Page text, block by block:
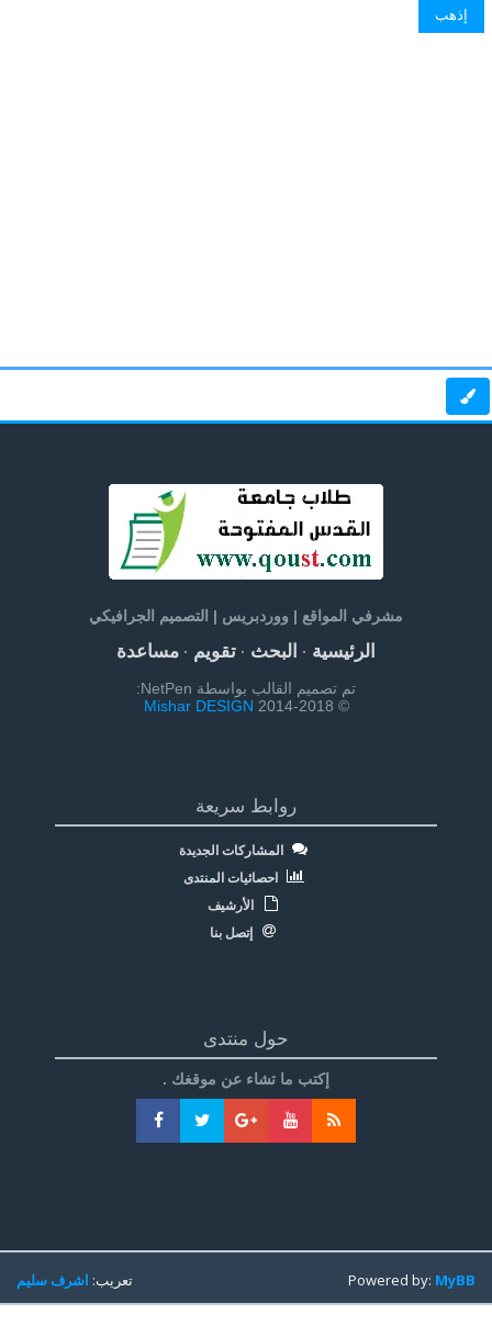
مشرفي المواقع | ووردبريس | التصميم الجرافيكي
الرئيسية· البحث· تقويم· مساعدة
تم تصميم القالب بواسطة NetPen:
© 2014-2018
Mishar DESIGN
روابط سريعة
المشاركات الجديدة
احصائيات المنتدى
الأرشيف
إتصل بنا
حول منتدى
إكتب ما تشاء عن موقغك .
تعريب:اشرف سليم Powered by:MyBB